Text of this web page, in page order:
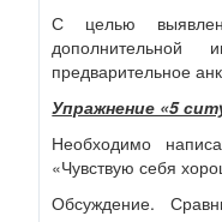
С целью
предварительное
Упражнение «5
Необходимо
«Чувствую себя
Обсуждение.